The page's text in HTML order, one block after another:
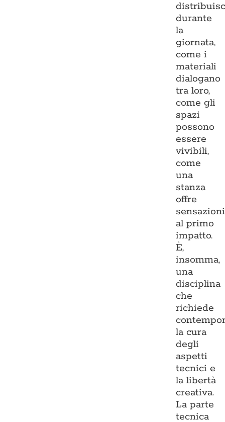
durante
la
giornata,
come i
materiali
dialogano
tra loro,
come gli
spazi
possono
essere
vivibili,
come
una
stanza
offre
sensazioni
al primo
impatto.
È,
insomma,
una
disciplina
che
richiede
la cura
degli
aspetti
tecnici e
la libertà
creativa.
La parte
tecnica